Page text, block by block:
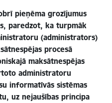
pieņēma grozījumus
paredzot, ka turpmāk
(administrators)
procesā
maksātnespējas
administratoru
informatīvās sistēmas
uz nejaušības principa